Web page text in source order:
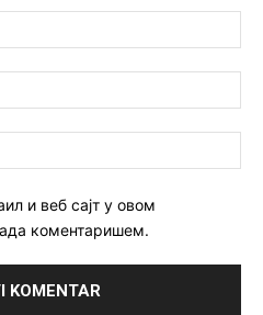
и веб сајт у овом
коментаришем.